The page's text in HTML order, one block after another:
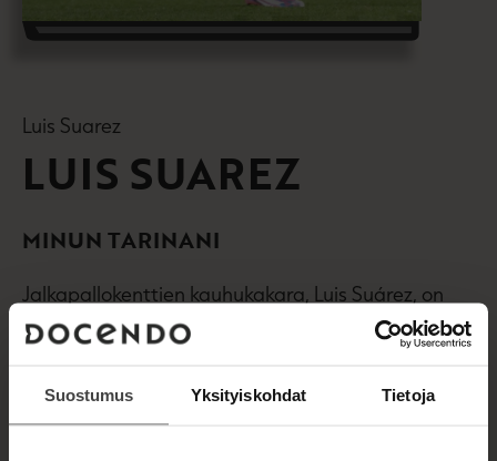
Suostumus Yksityiskohdat Tietoja
Luis Suarez
LUIS SUAREZ
MINUN TARINANI
Jalkapallokenttien kauhukakara, Luis Suárez, on
tullut tunnetuksi pelaajana, jonka persoonallisuus
on yhtä räjähtävä kuin hänen lahjakkuutensa.
henkilökuvan miehestä, joka kentillä tunnetaan
lempinimellä El Pistolero, revolverisankari.